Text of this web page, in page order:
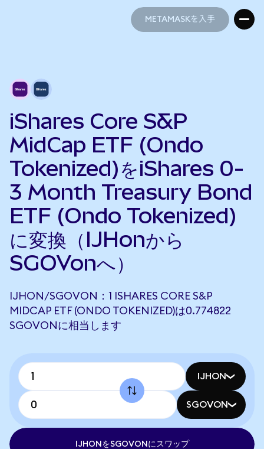
METAMASKを入手
iShares Core S&P
MidCap ETF (Ondo
Tokenized)をiShares 0-
3 Month Treasury Bond
ETF (Ondo Tokenized)
に変換（IJHonから
SGOVonへ）
IJHON/SGOVON：1 ISHARES CORE S&P
MIDCAP ETF (ONDO TOKENIZED)は0.774822
SGOVONに相当します
IJHON
SGOVON
IJHONをSGOVONにスワップ